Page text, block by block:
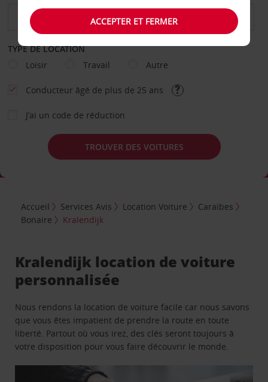
TYPE DE LOCATION
Loisir
Travail Autre
Conducteur âgé de plus de 25 ans
J’ai un code de réduction
TROUVER DES VOITURES
Accueil Services Avis Location Voiture
Caraïbes
Bonaire
Kralendijk
Kralendijk location de voiture
personnalisée
Nous rendons la location de voiture facile car nous savons
que vous êtes impatient de prendre la route en toute
liberté. Partout où vous irez, des clés seront toujours à
votre disposition pour vous faire découvrir le monde.
ACCEPTER ET FERMER